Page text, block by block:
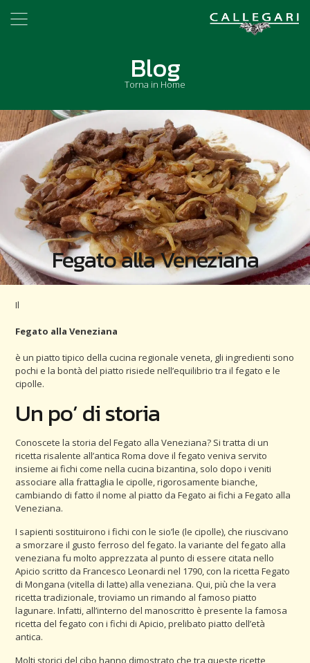
Blog
Torna in Home
Fegato alla Veneziana
Il
Fegato alla Veneziana
è un piatto tipico della cucina regionale veneta, gli ingredienti sono
pochi e la bontà del piatto risiede nell’equilibrio tra il fegato e le
cipolle.
Un po’ di storia
Conoscete la storia del Fegato alla Veneziana? Si tratta di un
ricetta risalente all’antica Roma dove il fegato veniva servito
insieme ai fichi come nella cucina bizantina, solo dopo i veniti
associare alla frattaglia le cipolle, rigorosamente bianche,
cambiando di fatto il nome al piatto da Fegato ai fichi a Fegato alla
Veneziana.
I sapienti sostituirono i fichi con le sio’le (le cipolle), che riuscivano
a smorzare il gusto ferroso del fegato. la variante del fegato alla
veneziana fu molto apprezzata al punto di essere citata nello
Apicio scritto da Francesco Leonardi nel 1790, con la ricetta Fegato
di Mongana (vitella di latte) alla veneziana. Qui, più che la vera
ricetta tradizionale, troviamo un rimando al famoso piatto
lagunare. Infatti, all’interno del manoscritto è presente la famosa
ricetta del fegato con i fichi di Apicio, prelibato piatto dell’età
antica.
Molti storici del cibo hanno dimostrato che tra queste ricette